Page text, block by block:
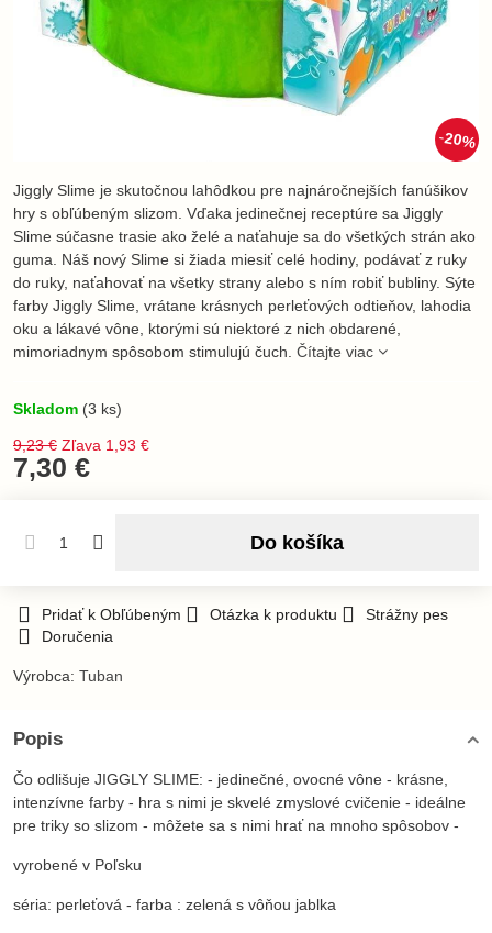
20%
Jiggly Slime je skutočnou lahôdkou pre najnáročnejších fanúšikov
hry s obľúbeným slizom. Vďaka jedinečnej receptúre sa Jiggly
Slime súčasne trasie ako želé a naťahuje sa do všetkých strán ako
guma. Náš nový Slime si žiada miesiť celé hodiny, podávať z ruky
do ruky, naťahovať na všetky strany alebo s ním robiť bubliny. Sýte
farby Jiggly Slime, vrátane krásnych perleťových odtieňov, lahodia
oku a lákavé vône, ktorými sú niektoré z nich obdarené,
mimoriadnym spôsobom stimulujú čuch. Čítajte viac
Skladom (3 ks)
9,23 € Zľava 1,93 €
7,30 €
Do košíka
Pridať k Obľúbeným Otázka k produktu
Strážny pes
Doručenia
Výrobca: Tuban
Popis
Čo odlišuje JIGGLY SLIME: - jedinečné, ovocné vône - krásne,
intenzívne farby - hra s nimi je skvelé zmyslové cvičenie - ideálne
pre triky so slizom - môžete sa s nimi hrať na mnoho spôsobov -
vyrobené v Poľsku
séria: perleťová - farba : zelená s vôňou jablka